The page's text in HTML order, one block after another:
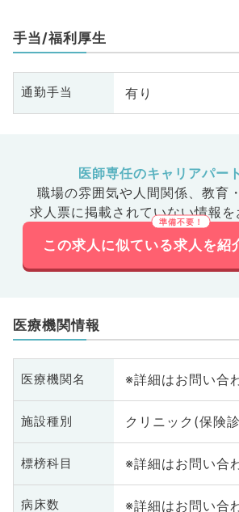
手当/福利厚生
通勤手当 有り
医師専任のキャリアパー
職場の雰囲気や人間関係、 教育
求人票に掲載されていない情報を
この求人に似ている求人を紹
医療機関情報
医療機関名 ※詳細はお問い合
施設種別 クリニック(保険
標榜科目 ※詳細はお問い合
病床数 ※詳細はお問い合